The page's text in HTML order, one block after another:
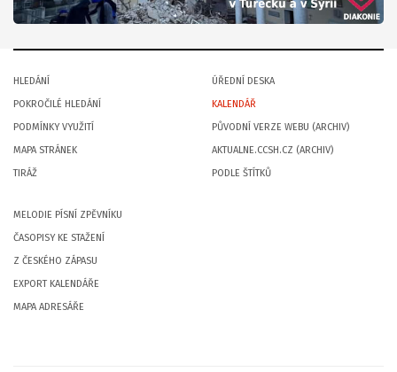
HLEDÁNÍ
POKROČILÉ HLEDÁNÍ
PODMÍNKY VYUŽITÍ
MAPA STRÁNEK
TIRÁŽ
ÚŘEDNÍ DESKA
KALENDÁŘ
PŮVODNÍ VERZE WEBU (ARCHIV)
AKTUALNE.CCSH.CZ (ARCHIV)
PODLE ŠTÍTKŮ
MELODIE PÍSNÍ ZPĚVNÍKU
ČASOPISY KE STAŽENÍ
Z ČESKÉHO ZÁPASU
EXPORT KALENDÁŘE
MAPA ADRESÁŘE